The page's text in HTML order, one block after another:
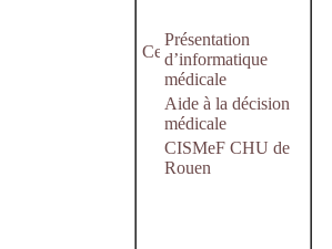
Présentation
d’informatique
médicale
Aide à la décision
médicale
CISMeF CHU de
Rouen